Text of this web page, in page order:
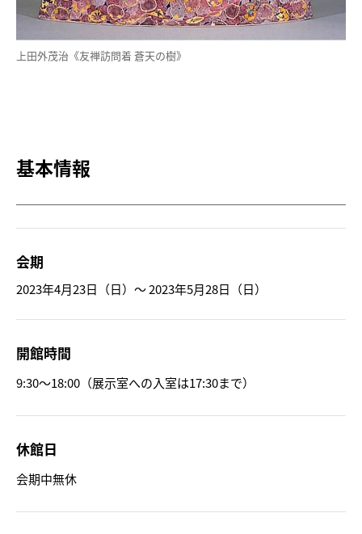
上田外茂治《友禅訪問着 蒼天の樹》
基本情報
会期
2023年4月23日（日）～ 2023年5月28日（日）
開館時間
9:30～18:00（展示室への入室は17:30まで）
休館日
会期中無休